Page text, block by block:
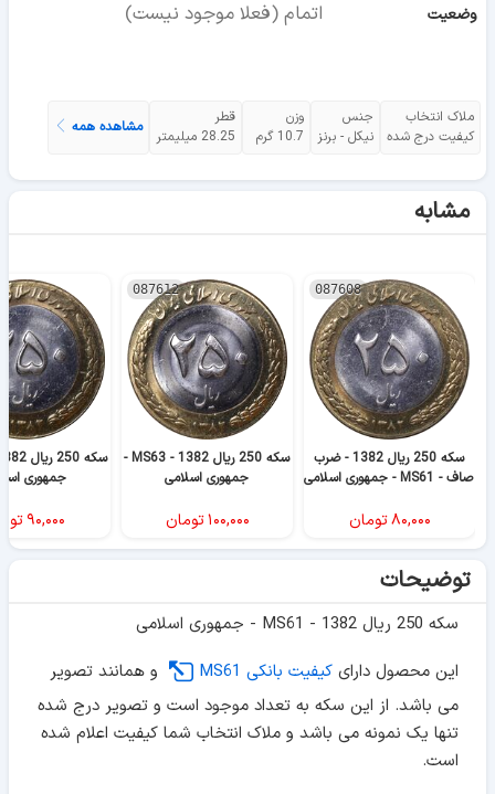
وضعیت اتمام (فعلا موجود نیست)
ملاک انتخاب
کیفیت درج شده
جنس
نیکل - برنز
وزن
10.7 گرم
قطر
28.25 میلیمتر
مشاهده همه
مشابه
087608
سکه 250 ریال 1382 - ضرب
صاف - MS61 - جمهوری اسلامی
۸۰,۰۰۰تومان
087612
سکه 250 ریال 1382 - MS63 -
جمهوری اسلامی
۱۰۰,۰۰۰تومان
جمهوری
۹۰,۰۰۰
توضیحات
سکه 250 ریال 1382 - MS61 - جمهوری اسلامی
این محصول دارای کیفیت بانکی MS61
و همانند تصویر
می باشد. از این سکه به تعداد موجود است و تصویر درج شده
تنها یک نمونه می باشد و ملاک انتخاب شما کیفیت اعلام شده
است.